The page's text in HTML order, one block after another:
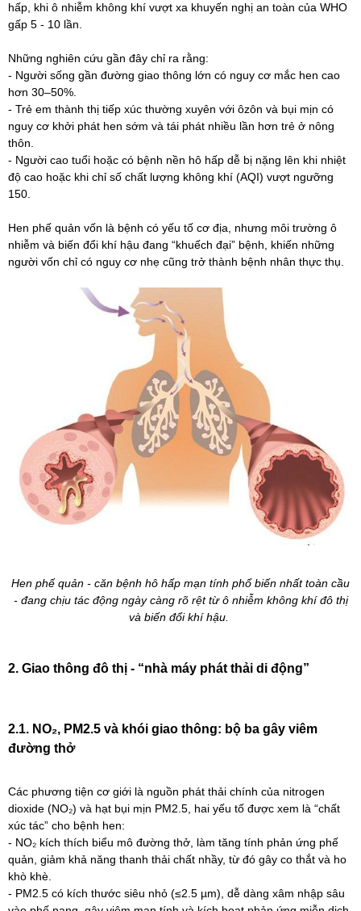
hấp, khi ô nhiễm không khí vượt xa khuyến nghị an toàn của WHO
gấp 5 - 10 lần.
Những nghiên cứu gần đây chỉ ra rằng:
- Người sống gần đường giao thông lớn có nguy cơ mắc hen cao
hơn 30–50%.
- Trẻ em thành thị tiếp xúc thường xuyên với ôzôn và bụi mịn có
nguy cơ khởi phát hen sớm và tái phát nhiều lần hơn trẻ ở nông
thôn.
- Người cao tuổi hoặc có bệnh nền hô hấp dễ bị nặng lên khi nhiệt
độ cao hoặc khi chỉ số chất lượng không khí (AQI) vượt ngưỡng
150.
Hen phế quản vốn là bệnh có yếu tố cơ địa, nhưng môi trường ô
nhiễm và biến đổi khí hậu đang “khuếch đại” bệnh, khiến những
người vốn chỉ có nguy cơ nhẹ cũng trở thành bệnh nhân thực thụ.
Hen phế quản - căn bệnh hô hấp mạn tính phổ biến nhất toàn cầu
- đang chịu tác động ngày càng rõ rệt từ ô nhiễm không khí đô thị
và biến đổi khí hậu.
2. Giao thông đô thị - “nhà máy phát thải di động”
2.1. NO₂, PM2.5 và khói giao thông: bộ ba gây viêm
đường thở
Các phương tiện cơ giới là nguồn phát thải chính của nitrogen
dioxide (NO₂) và hạt bụi mịn PM2.5, hai yếu tố được xem là “chất
xúc tác” cho bệnh hen:
- NO₂ kích thích biểu mô đường thở, làm tăng tính phản ứng phế
quản, giảm khả năng thanh thải chất nhầy, từ đó gây co thắt và ho
khò khè.
- PM2.5 có kích thước siêu nhỏ (≤2.5 µm), dễ dàng xâm nhập sâu